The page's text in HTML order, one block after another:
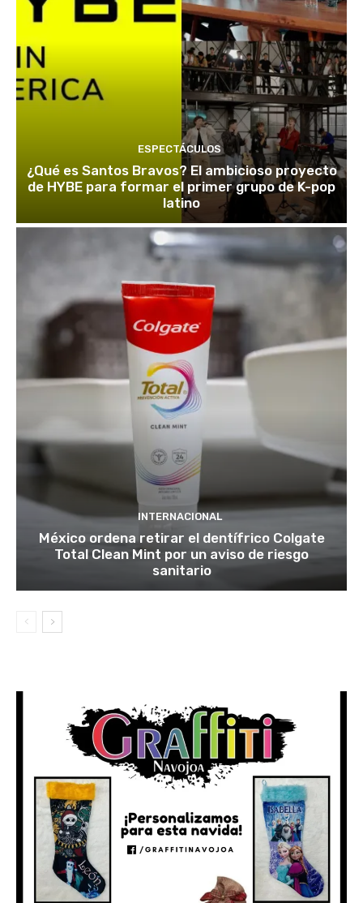
ESPECTÁCULOS
¿Qué es Santos Bravos? El ambicioso proyecto
de HYBE para formar el primer grupo de K-pop
latino
INTERNACIONAL
México ordena retirar el dentífrico Colgate
Total Clean Mint por un aviso de riesgo
sanitario